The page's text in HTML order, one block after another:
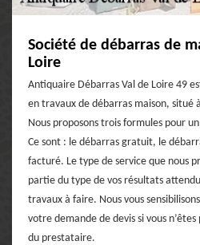
Société de débarras de
Loire
Antiquaire Débarras Val de Loire 49
en travaux de débarras maison, situé
Nous proposons trois formules pour
Ce sont : le débarras gratuit, le
facturé. Le type de service que nous
partie du type de vos résultats
travaux à faire. Nous vous
votre demande de devis si vous
du prestataire.